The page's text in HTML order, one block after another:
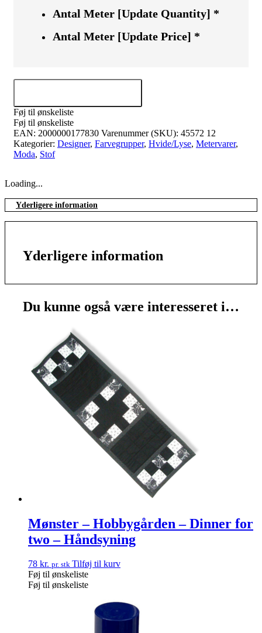
Antal Meter [Update Quantity] *
Antal Meter [Update Price] *
Føj til ønskeliste
Føj til ønskeliste
EAN: 2000000177830 Varenummer (SKU): 45572 12
Kategorier: Designer, Farvegrupper, Hvide/Lyse, Metervarer,
Moda, Stof
Loading...
Yderligere information
Yderligere information
Du kunne også være interesseret i…
Mønster – Hobbygården – Dinner for
two – Håndsyning
78 kr. pr. stk Tilføj til kurv
Føj til ønskeliste
Føj til ønskeliste